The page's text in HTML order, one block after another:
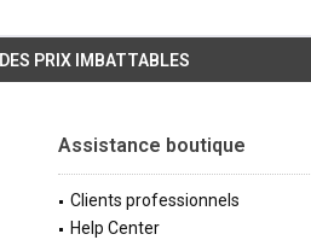
DES PRIX IMBATTABLES
Assistance boutique
Clients professionnels
Help Center